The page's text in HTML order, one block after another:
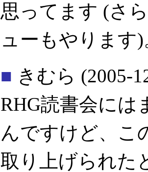
思ってます (さ
ューもやります)
■ きむら (2005-
RHG読書会には
んですけど、こ
取り上げられた